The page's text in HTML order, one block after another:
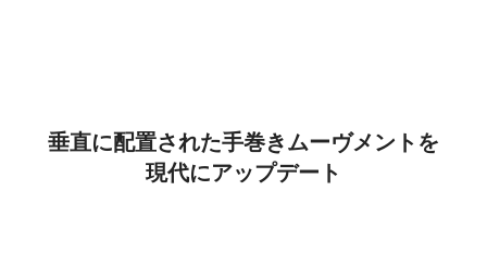
垂直に配置された手巻きムーヴメントを
現代にアップデート